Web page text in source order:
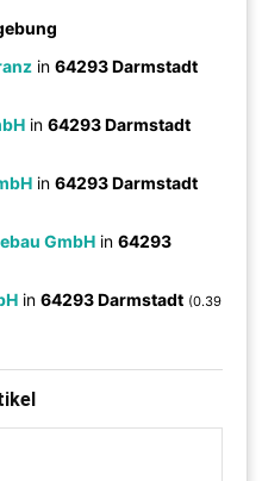
in64293 Darmstadt
in64293 Darmstadt
in64293 Darmstadt
GmbH in64293
in64293 Darmstadt (0.39